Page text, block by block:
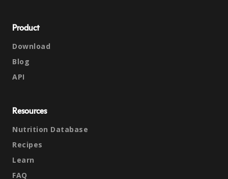
Product
Download
Blog
API
Resources
Nutrition Database
Recipes
Learn
FAQ